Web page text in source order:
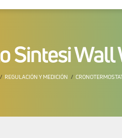
Sintesi Wall
REGULACIÓN Y MEDICIÓN